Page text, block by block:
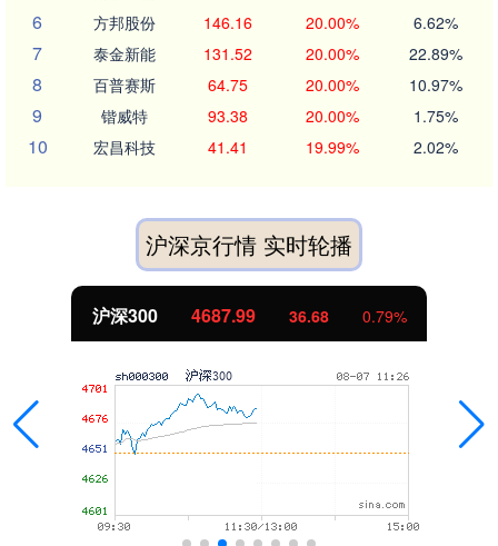
6 方邦股份 146.16 20.00% 6.62%
7 泰金新能 131.52 20.00% 22.89%
8 百普赛斯 64.75 20.00% 10.97%
9 锴威特 93.38 20.00% 1.75%
10 宏昌科技 41.41 19.99% 2.02%
沪深京行情 实时轮播
沪深300 4687.99 36.68 0.79%